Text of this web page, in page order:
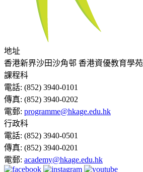
地址
香港新界沙田沙角邨 香港資優教育學苑
課程科
電話: (852) 3940-0101
傳真: (852) 3940-0202
電郵: programme@hkage.edu.hk
行政科
電話: (852) 3940-0501
傳真: (852) 3940-0201
電郵: academy@hkage.edu.hk